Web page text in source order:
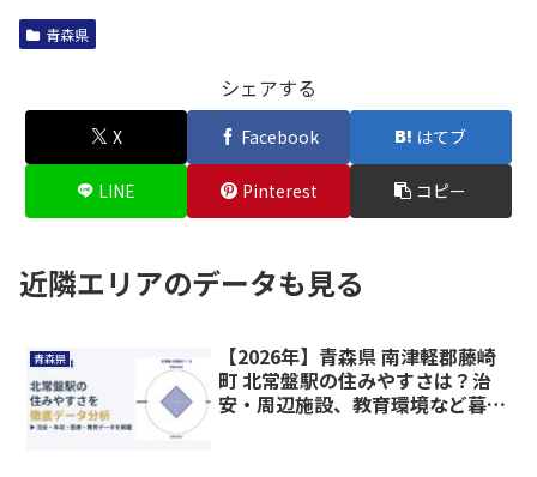
青森県
シェアする
X Facebook はてブ
LINE Pinterest コピー
近隣エリアのデータも見る
青森県
【2026年】青森県 南津軽郡藤崎
町 北常盤駅の住みやすさは？治
安・周辺施設、教育環境など暮ら